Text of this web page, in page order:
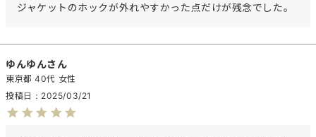
ジャケットのホックが外れやすかった点だけが残念でした。
ゆんゆん
東京都 40代 女性
投稿日
2025/03/21